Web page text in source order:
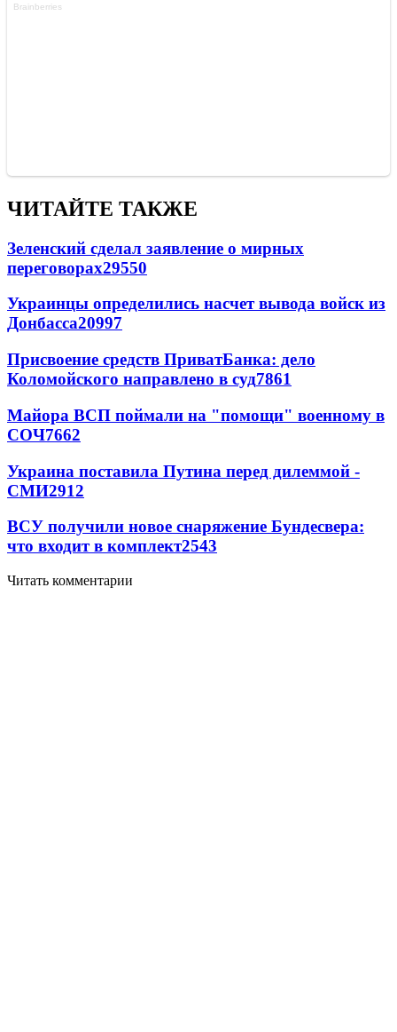
ЧИТАЙТЕ ТАКЖЕ
Зеленский сделал заявление о мирных
переговорах29550
Украинцы определились насчет вывода войск из
Донбасса20997
Присвоение средств ПриватБанка: дело
Коломойского направлено в суд7861
Майора ВСП поймали на "помощи" военному в
СОЧ7662
Украина поставила Путина перед дилеммой -
СМИ2912
ВСУ получили новое снаряжение Бундесвера:
что входит в комплект2543
Читать комментарии